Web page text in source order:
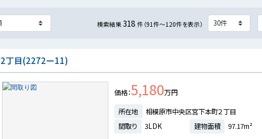
検索結果 318 件（91件～120件を表示）
丁目(2272ー11)
価格 5,180万円
所在地
相模原市中央区宮下本町２丁目
間取り
3LDK 建物面積 97.17m²